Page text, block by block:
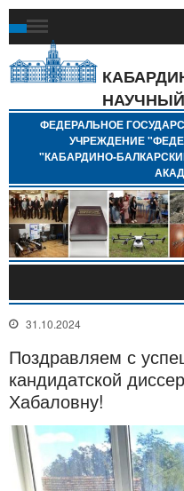
ФЕДЕРАЛЬНОЕ
УЧРЕЖДЕНИЕ
"КАБАРДИНО-
31.10.2024
Поздравляем с
кандидатской
Хабаловну!